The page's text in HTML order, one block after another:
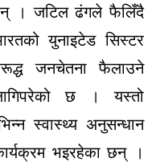
। जटिल ढंगले फैलिँदै
युनाइटेड सिस्टर
जनचेतना फैलाउने
छ । यस्तो
स्वास्थ्य अनुसन्धान
भइरहेका छन् ।